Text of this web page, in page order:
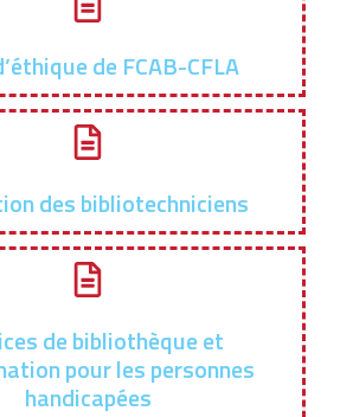
de FCAB-CFLA
des bibliotechniciens
de bibliothèque et
pour les personnes
handicapées